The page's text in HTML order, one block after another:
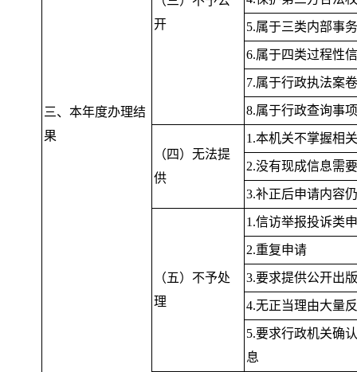
三、本年度办理结
果
开
5.属于三类内部事
6.属于四类过程性
7.属于行政执法案
8.属于行政查询事
（四）无法提
供
1.本机关不掌握相
2.没有现成信息需
3.补正后申请内容
（五）不予处
理
1.信访举报投诉类
2.重复申请
3.要求提供公开出
4.无正当理由大量
5.要求行政机关确
息